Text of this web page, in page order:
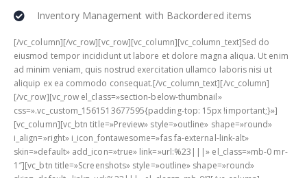
Inventory Management with Backordered items
[/vc_column][/vc_row][vc_row][vc_column][vc_column_text]Sed do
eiusmod tempor incididunt ut labore et dolore magna aliqua. Ut enim
ad minim veniam, quis nostrud exercitation ullamco laboris nisi ut
aliquip ex ea commodo consequat.[/vc_column_text][/vc_column]
[/vc_row][vc_row el_class=»section-below-thumbnail»
css=».vc_custom_1561513677595{padding-top: 15px !important;}»]
[vc_column][vc_btn title=»Preview» style=»outline» shape=»round»
i_align=»right» i_icon_fontawesome=»fas fa-external-link-alt»
skin=»default» add_icon=»true» link=»url:%23|||» el_class=»mb-0 mr-
1″][vc_btn title=»Screenshots» style=»outline» shape=»round»